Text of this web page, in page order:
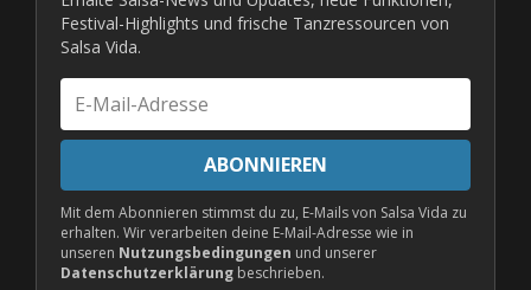
Festival-Highlights und frische Tanzressourcen von
Salsa Vida.
E-
Mail-
Adresse
ABONNIEREN
Mit dem Abonnieren stimmst du zu, E-Mails von Salsa Vida zu
erhalten. Wir verarbeiten deine E-Mail-Adresse wie in
unseren Nutzungsbedingungen und unserer
Datenschutzerklärung beschrieben.